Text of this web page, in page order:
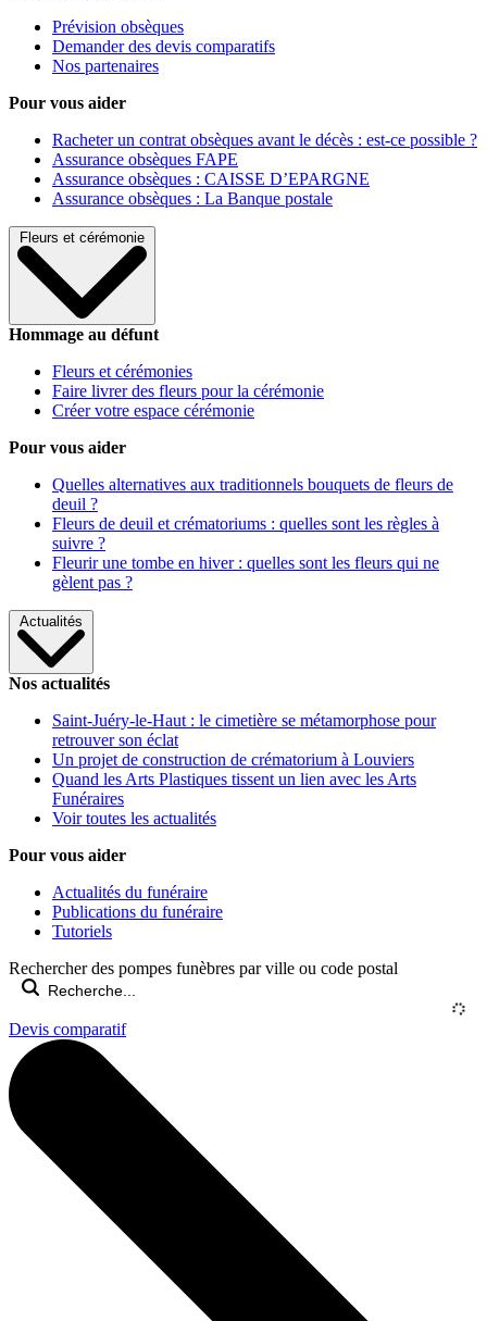
Prévision obsèques
Demander des devis comparatifs
Nos partenaires
Pour vous aider
Racheter un contrat obsèques avant le décès : est-ce possible ?
Assurance obsèques FAPE
Assurance obsèques : CAISSE D’EPARGNE
Assurance obsèques : La Banque postale
Fleurs et cérémonie
Hommage au défunt
Fleurs et cérémonies
Faire livrer des fleurs pour la cérémonie
Créer votre espace cérémonie
Pour vous aider
Quelles alternatives aux traditionnels bouquets de fleurs de
deuil ?
Fleurs de deuil et crématoriums : quelles sont les règles à
suivre ?
Fleurir une tombe en hiver : quelles sont les fleurs qui ne
gèlent pas ?
Actualités
Nos actualités
Saint-Juéry-le-Haut : le cimetière se métamorphose pour
retrouver son éclat
Un projet de construction de crématorium à Louviers
Quand les Arts Plastiques tissent un lien avec les Arts
Funéraires
Voir toutes les actualités
Pour vous aider
Actualités du funéraire
Publications du funéraire
Tutoriels
Rechercher des pompes funèbres par ville ou code postal
Devis comparatif